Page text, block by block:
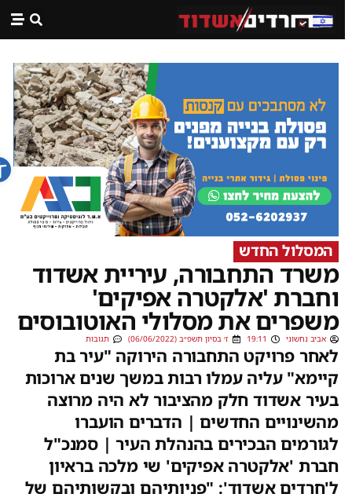
פתח
המסלול החדש
משרד התחבורה, עיריית אשדוד
וחברת 'אלקטרה אפיקים'
משפרים את מסלולי האוטובוסים
אביב נחשוני 19:11 ז׳ בסיון תשפ״ב (06/06/2022) תגובות
לאחר פרויקט התחבורה הירוקה "עיר בת
קיימא" עליה עמלו רבות במשך שנים ארוכות
בעיר אשדוד חלק מהציבור לא היה מרוצה
מהשינויים החדשים | הדברים הועברו
לגורמים הבכירים בהנהלת העיר | סמנכ"ל
חברת 'אלקטרה אפיקים' שי מלכה בראיון
ל'חרדים אשדוד': "פניותיהם ובקשותיהם של